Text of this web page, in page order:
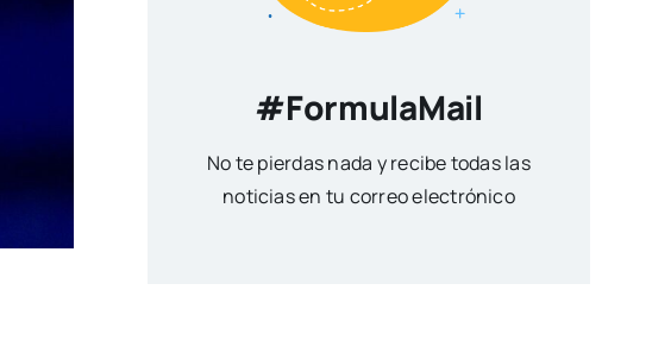
#FormulaMail
No te pierdas nada y recibe todas las
noticias en tu correo electrónico